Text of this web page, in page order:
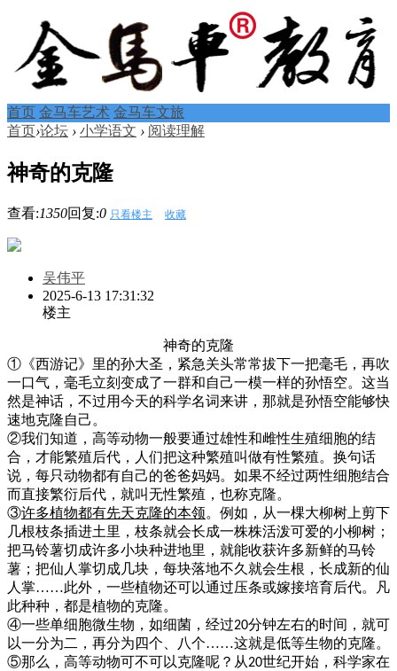
首页 金马车艺术 金马车文旅
首页›论坛 › 小学语文 › 阅读理解
神奇的克隆
查看:1350回复:0 只看楼主 收藏
吴伟平
2025-6-13 17:31:32
楼主
神奇的克隆
①《西游记》里的孙大圣，紧急关头常常拔下一把毫毛，再吹
一口气，毫毛立刻变成了一群和自己一模一样的孙悟空。这当
然是神话，不过用今天的科学名词来讲，那就是孙悟空能够快
速地克隆自己。
②我们知道，高等动物一般要通过雄性和雌性生殖细胞的结
合，才能繁殖后代，人们把这种繁殖叫做有性繁殖。换句话
说，每只动物都有自己的爸爸妈妈。如果不经过两性细胞结合
而直接繁衍后代，就叫无性繁殖，也称克隆。
③许多植物都有先天克隆的本领。例如，从一棵大柳树上剪下
几根枝条插进土里，枝条就会长成一株株活泼可爱的小柳树；
把马铃薯切成许多小块种进地里，就能收获许多新鲜的马铃
薯；把仙人掌切成几块，每块落地不久就会生根，长成新的仙
人掌……此外，一些植物还可以通过压条或嫁接培育后代。凡
此种种，都是植物的克隆。
④一些单细胞微生物，如细菌，经过20分钟左右的时间，就可
以一分为二，再分为四个、八个……这就是低等生物的克隆。
⑤那么，高等动物可不可以克隆呢？从20世纪开始，科学家在